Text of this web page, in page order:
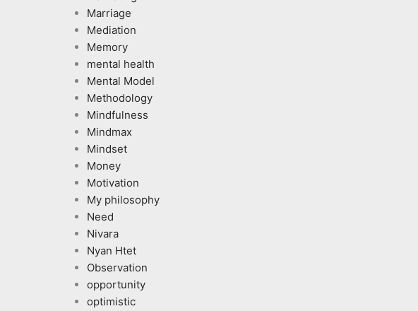
Marriage
Mediation
Memory
mental health
Mental Model
Methodology
Mindfulness
Mindmax
Mindset
Money
Motivation
My philosophy
Need
Nivara
Nyan Htet
Observation
opportunity
optimistic